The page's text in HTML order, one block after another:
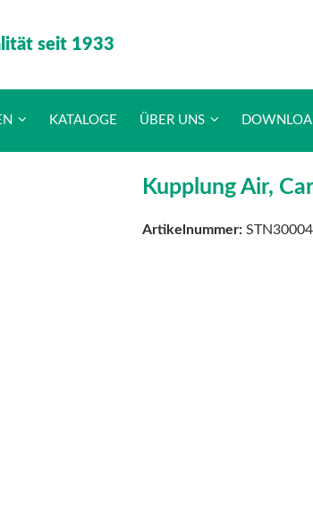
seit 1933
KATALOGE ÜBER UNS
Kupplung Air,
Artikelnummer: